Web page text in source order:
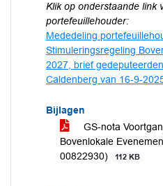
Klik op onderstaande link
portefeuillehouder:
Mededeling
Stimuleringsregeling
2027, brief
Caldenberg van 16-9-
Bijlagen
GS-nota
Bovenlokale
00822930)
112 KB